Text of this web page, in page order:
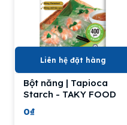
Liên hệ đặt hàng
Bột năng | Tapioca
Starch - TAKY FOOD
0₫